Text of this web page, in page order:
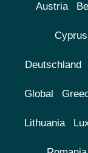
Austria
Cyprus
Deutschland
Global
Lithuania